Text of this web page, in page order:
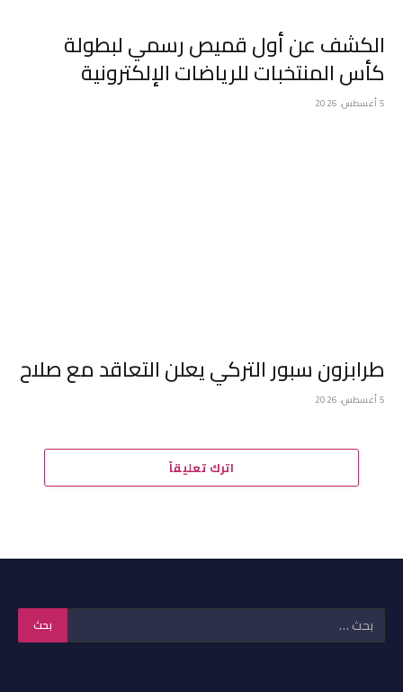
الكشف عن أول قميص رسمي لبطولة
كأس المنتخبات للرياضات الإلكترونية
5 أغسطس، 2026
طرابزون سبور التركي يعلن التعاقد مع صلاح
5 أغسطس، 2026
اترك تعليقاً